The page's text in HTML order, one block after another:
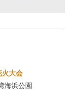
火大会
海浜公園